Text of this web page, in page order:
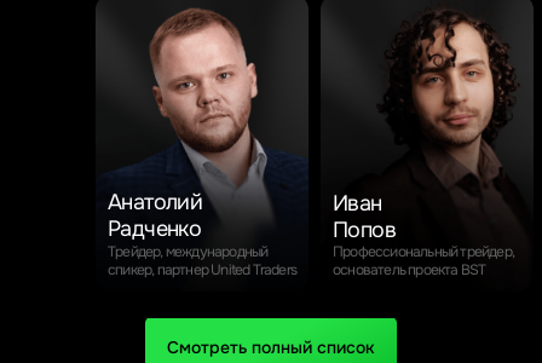
Иван
Попов
Профессиональный трейдер,
основатель проекта BST
Анатолий
Радченко
Трейдер, международный
спикер, партнер United Traders
Смотреть полный список